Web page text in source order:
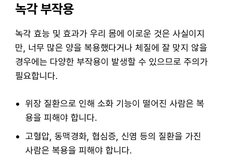
녹각 부작용
녹각 효능 및 효과가 우리 몸에 이로운 것은 사실이지
만, 너무 많은 양을 복용했다거나 체질에 잘 맞지 않을
경우에는 다양한 부작용이 발생할 수 있으므로 주의가
필요합니다.
위장 질환으로 인해 소화 기능이 떨어진 사람은 복
용을 피해야 합니다.
고혈압, 동맥경화, 협심증, 신염 등의 질환을 가진
사람은 복용을 피해야 합니다.